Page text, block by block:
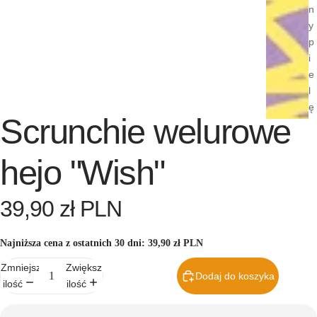
n
y
p
i
e
l
ę
Gotowe
plany
Scrunchie welurowe
hejo "Wish"
39,90 zł PLN
Najniższa cena z ostatnich 30 dni: 39,90 zł PLN
Zmniejsz
ilość
Zwiększ
ilość
Dodaj do koszyka